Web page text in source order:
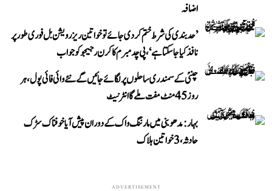
اضافہ
’حد بندی کی شرط ختم کر دی جائے تو خواتین ریزرویشن بل فوری طور پر
نافذ کیا جا سکتا ہے‘، پی چدمبرم کا کرن رجیجو کو جواب
چنئی کے سمندری ساحلوں پر لگائے جائیں گے نئے وائی فائی پول، ہر
روز 45 منٹ مفت ملے گا انٹرنیٹ
بہار: مدھوبنی میں مارننگ واک کے دوران پیش آیا خوفناک سڑک
حادثہ، 3 خواتین ہلاک
ADVERTISEMENT